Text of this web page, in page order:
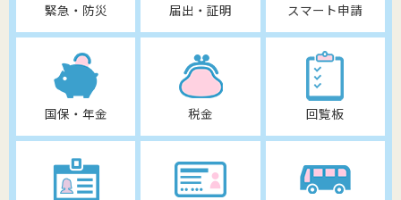
緊急・防災 届出・証明 スマート申請
国保・年金 税金 回覧板